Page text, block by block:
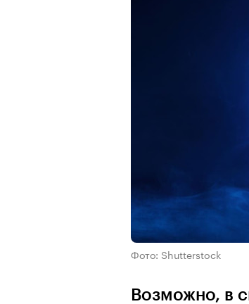
Фото: Shutterstock
Возможно, в